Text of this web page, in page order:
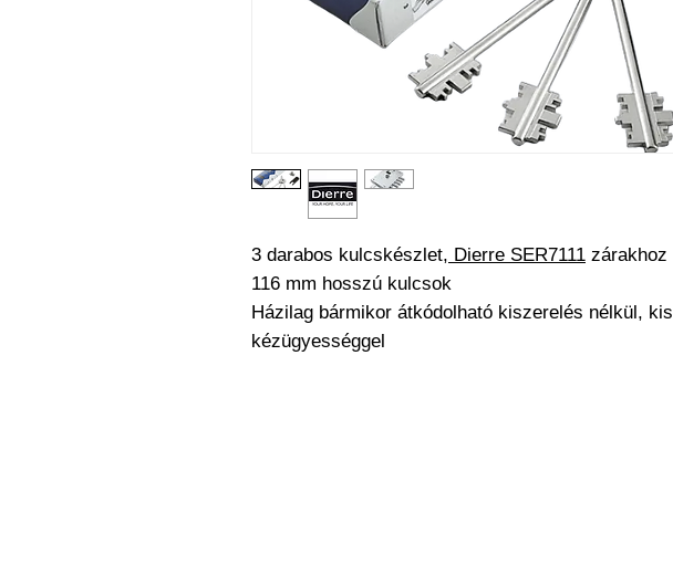
3 darabos kulcskészlet, Dierre SER7111 zárakhoz
116 mm hosszú kulcsok
Házilag bármikor átkódolható kiszerelés nélkül, kis
kézügyességgel